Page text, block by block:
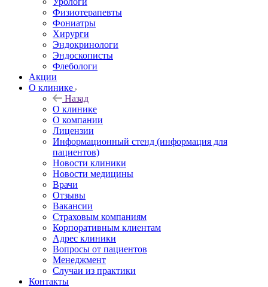
Физиотерапевты
Фониатры
Хирурги
Эндокринологи
Эндоскописты
Флебологи
Акции
О клинике
Назад
О клинике
О компании
Лицензии
Информационный стенд (информация для
пациентов)
Новости клиники
Новости медицины
Врачи
Отзывы
Вакансии
Страховым компаниям
Корпоративным клиентам
Адрес клиники
Вопросы от пациентов
Менеджмент
Случаи из практики
Контакты